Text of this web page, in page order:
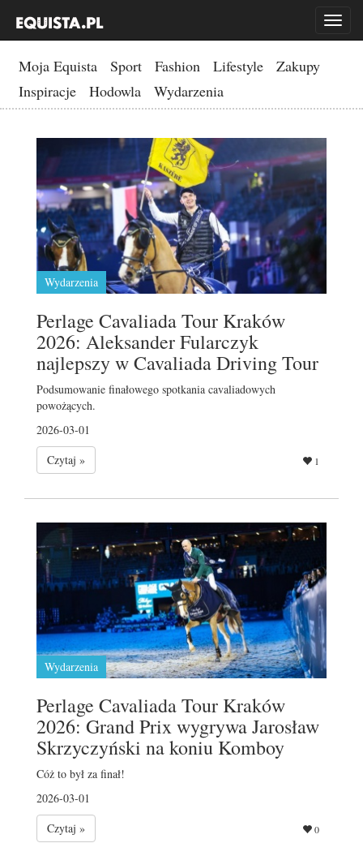
Toggle
Moja Equista Sport Fashion Lifestyle
Zakupy
Inspiracje
Hodowla Wydarzenia
Wydarzenia
Perlage Cavaliada Tour Kraków
2026: Aleksander Fularczyk
najlepszy w Cavaliada Driving Tour
Podsumowanie finałowego spotkania cavaliadowych
powożących.
2026-03-01
Czytaj »
1
Wydarzenia
Perlage Cavaliada Tour Kraków
2026: Grand Prix wygrywa Jarosław
Skrzyczyński na koniu Komboy
Cóż to był za finał!
2026-03-01
Czytaj »
0